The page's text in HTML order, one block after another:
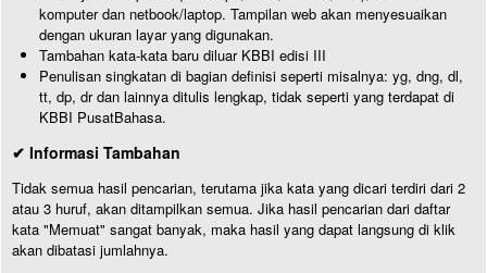
komputer dan netbook/laptop. Tampilan web akan menyesuaikan
dengan ukuran layar yang digunakan.
Tambahan kata-kata baru diluar KBBI edisi III
Penulisan singkatan di bagian definisi seperti misalnya: yg, dng, dl,
tt, dp, dr dan lainnya ditulis lengkap, tidak seperti yang terdapat di
KBBI PusatBahasa.
✔ Informasi Tambahan
Tidak semua hasil pencarian, terutama jika kata yang dicari terdiri dari 2
atau 3 huruf, akan ditampilkan semua. Jika hasil pencarian dari daftar
kata "Memuat" sangat banyak, maka hasil yang dapat langsung di klik
akan dibatasi jumlahnya.